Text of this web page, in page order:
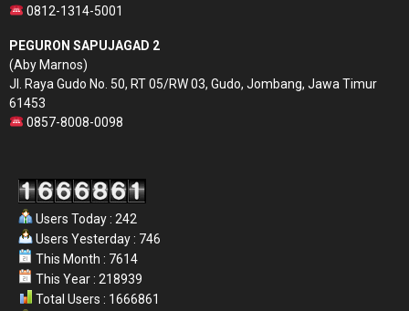
0812-1314-5001
PEGURON SAPUJAGAD 2
(Aby Marnos)
Jl. Raya Gudo No. 50, RT 05/RW 03, Gudo, Jombang, Jawa Timur
61453
0857-8008-0098
Users Today : 242
Users Yesterday : 746
This Month : 7614
This Year : 218939
Total Users : 1666861